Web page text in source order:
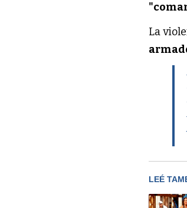
La
LEÉ